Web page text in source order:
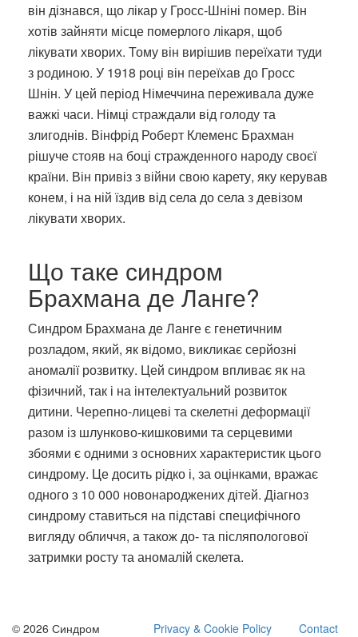
він дізнався, що лікар у Гросс-Шніні помер. Він
хотів зайняти місце померлого лікаря, щоб
лікувати хворих. Тому він вирішив переїхати туди
з родиною. У 1918 році він переїхав до Гросс
Шнін. У цей період Німеччина переживала дуже
важкі часи. Німці страждали від голоду та
злигоднів. Вінфрід Роберт Клеменс Брахман
рішуче стояв на боці стражденного народу своєї
країни. Він привіз з війни свою карету, яку керував
конем, і на ній їздив від села до села з девізом
лікувати хворих.
Що таке синдром
Брахмана де Ланге?
Синдром Брахмана де Ланге є генетичним
розладом, який, як відомо, викликає серйозні
аномалії розвитку. Цей синдром впливає як на
фізичний, так і на інтелектуальний розвиток
дитини. Черепно-лицеві та скелетні деформації
разом із шлунково-кишковими та серцевими
збоями є одними з основних характеристик цього
синдрому. Це досить рідко і, за оцінками, вражає
одного з 10 000 новонароджених дітей. Діагноз
синдрому ставиться на підставі специфічного
вигляду обличчя, а також до- та післяпологової
затримки росту та аномалій скелета.
Privacy & Cookie Policy Contact
© 2026 Синдром